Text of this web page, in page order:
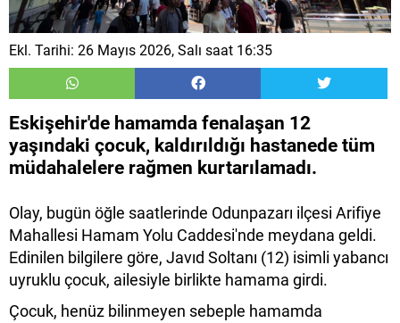
Ekl. Tarihi: 26 Mayıs 2026, Salı saat 16:35
Eskişehir'de hamamda fenalaşan 12
yaşındaki çocuk, kaldırıldığı hastanede tüm
müdahalelere rağmen kurtarılamadı.
Olay, bugün öğle saatlerinde Odunpazarı ilçesi Arifiye
Mahallesi Hamam Yolu Caddesi'nde meydana geldi.
Edinilen bilgilere göre, Javıd Soltanı (12) isimli yabancı
uyruklu çocuk, ailesiyle birlikte hamama girdi.
Çocuk, henüz bilinmeyen sebeple hamamda